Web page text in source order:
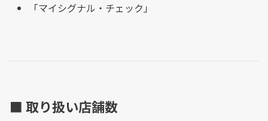
「マイシグナル・チェック」
■ 取り扱い店舗数